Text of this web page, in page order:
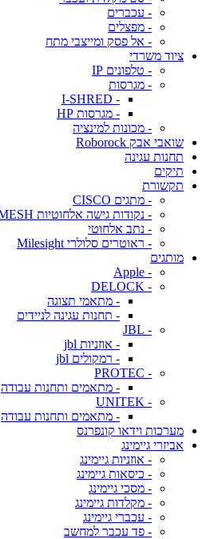
- עכברים
- מפצלים
- אל פסק ומייצבי מתח
ציוד משרדי
- טלפונים IP
- מגרסות
- I-SHRED
- מגרסות HP
- מכונות למינציה
שואבי אבק Roborock
תחנות עגינה
תיקים
תקשורת
- מתגים CISCO
- נקודות גישה אלחוטיות MESH
- נתב אלחוטי
- ראוטרים סלולרי Milesight
מותגים
- Apple
- DELOCK
- מתאמי תצוגה
- תחנות עגינה לניידים
- JBL
- אוזניות jbl
- רמקולים jbl
- PROTEC
- מתאמים ותחנות עבודה
- UNITEK
- מתאמים ותחנות עבודה
מערכות וידאו קונפרנס
אביזרי גיימינג
- אוזניות גיימינג
- כיסאות גיימינג
- מסכי גיימינג
- מקלדות גיימינג
- עכברי גיימינג
- פד עכבר למחשב